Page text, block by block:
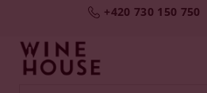
+420 730 150 750